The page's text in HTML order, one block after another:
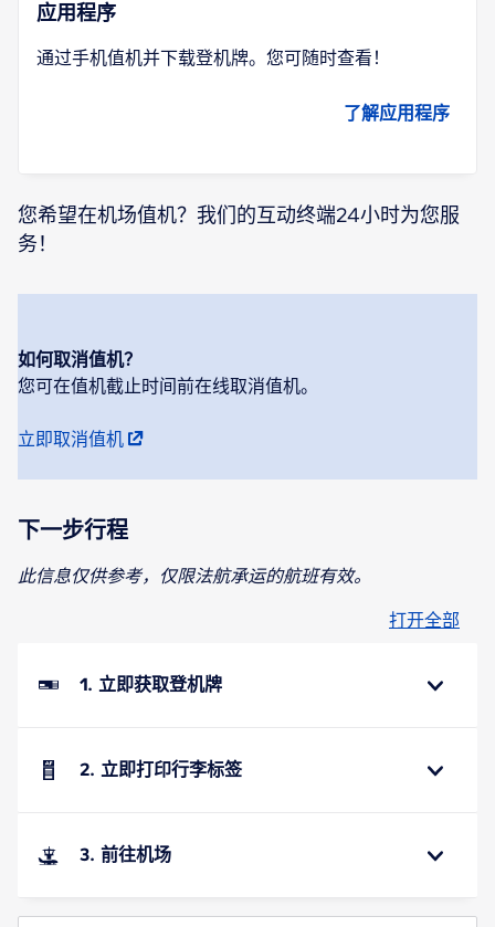
应用程序
通过手机值机并下载登机牌。您可随时查看！
了解应用程序
您希望在机场值机？我们的互动终端24小时为您服
务！
如何取消值机？
您可在值机截止时间前在线取消值机。
立即取消值机
下一步行程
此信息仅供参考，仅限法航承运的航班有效。
打开全部
1. 立即获取登机牌
2. 立即打印行李标签
3. 前往机场